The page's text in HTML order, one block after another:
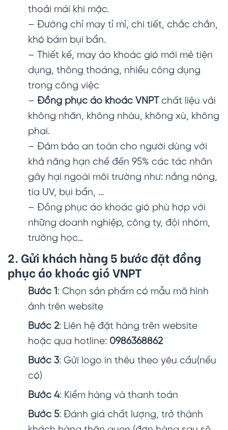
thoải mái khi mặc.
– Đường chỉ may tỉ mỉ, chi tiết, chắc chắn,
khó bám bụi bẩn.
– Thiết kế, may áo khoác gió mới mẻ tiện
dụng, thông thoáng, nhiều công dụng
trong công việc
– Đồng phục áo khoác VNPT chất liệu vải
không nhăn, không nhàu, không xù, không
phai.
– Đảm bảo an toàn cho người dùng với
khả năng hạn chế đến 95% các tác nhân
gây hại ngoài môi trường như: nắng nóng,
tia UV, bụi bẩn, …
– Đồng phục áo khoác gió phù hợp với
những doanh nghiệp, công ty, đội nhóm,
trường học…
2. Gửi khách hàng 5 bước đặt đồng
phục áo khoác gió VNPT
Bước 1: Chọn sản phẩm có mẫu mã hình
ảnh trên website
Bước 2: Liên hệ đặt hàng trên website
hoặc qua hotline: 0986368862
Bước 3: Gửi logo in thêu theo yêu cầu(nếu
có)
Bước 4: Kiểm hàng và thanh toán
Bước 5: Đánh giá chất lượng, trở thành